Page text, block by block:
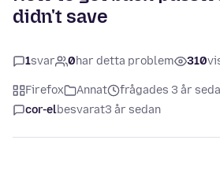
didn't save
1svar 0har detta problem 310
Firefox Annat
frågades 3 år
cor-elbesvarat3 år sedan